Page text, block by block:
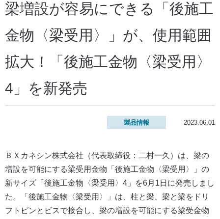
梁増設が容易にできる「後施工
金物〈梁受用〉」が、使用範囲
拡大！「後施工金物〈梁受用〉
4」を新発売
製品情報 2023.06.01
ＢＸカネシン株式会社（代表取締役：二村一久）は、梁の
増設を可能にする梁受用金物「後施工金物〈梁受用〉」の
新サイズ「後施工金物〈梁受用〉4」を6月1日に発売しまし
た。「後施工金物〈梁受用〉」は、柱と梁、梁と梁をドリ
フトピンとビスで接合し、梁の増設を可能にする梁受金物